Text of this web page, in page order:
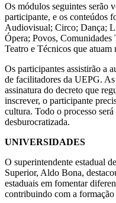
Os módulos seguintes serão
participante, e os conteúdos
Audiovisual; Circo; Dança;
Ópera; Povos, Comunidades
Teatro e Técnicos que
Os participantes assistirão a
de facilitadores da UEPG. As
assinatura do decreto que
inscrever, o participante
cultura. Todo o processo
desburocratizada.
UNIVERSIDADES
O superintendente estadual
Superior, Aldo Bona,
estaduais em fomentar
contribuindo com a formação